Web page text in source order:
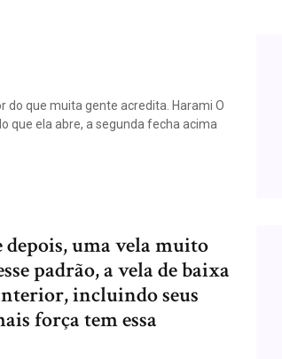
do que muita gente acredita. Harami O
que ela abre, a segunda fecha acima
depois, uma vela muito
padrão, a vela de baixa
incluindo seus
força tem essa